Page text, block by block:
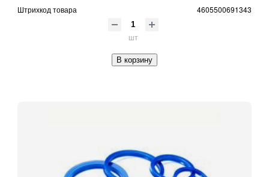
Штрихкод товара 4605500691343
шт
В корзину